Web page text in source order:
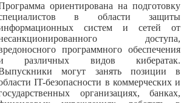
ориентирована на подготовку
в области защиты
систем и сетей от
доступа,
программного обеспечения
различных видов кибератак.
могут занять позиции в
IT-безопасности в коммерческих и
организациях, банках,